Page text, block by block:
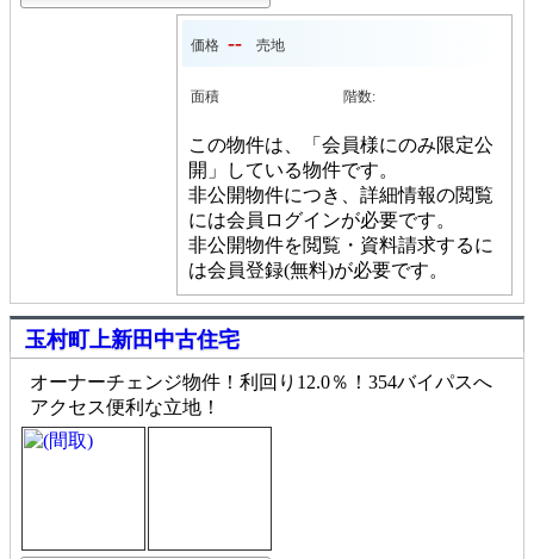
価格 -- 売地
面積 階数:
この物件は、「会員様にのみ限定公
開」している物件です。
非公開物件につき、詳細情報の閲覧
には会員ログインが必要です。
非公開物件を閲覧・資料請求するに
は会員登録(無料)が必要です。
玉村町上新田中古住宅
オーナーチェンジ物件！利回り12.0％！354バイパスへ
アクセス便利な立地！